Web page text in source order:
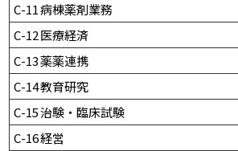
C-11 病棟薬剤業務
C-12 医療経済
C-13 薬薬連携
C-14 教育研究
C-15 治験・臨床試験
C-16 経営